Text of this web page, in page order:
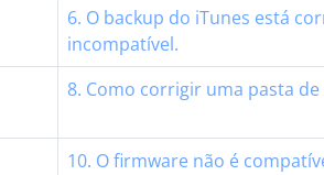
6. O backup do iTunes está
incompatível.
8. Como corrigir uma pasta
10. O firmware não é